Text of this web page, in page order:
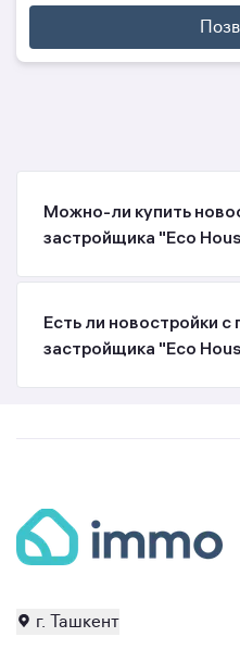
Можно-ли купить
застройщика "Eco
Есть ли новостройки
застройщика "Eco
г. Ташкент